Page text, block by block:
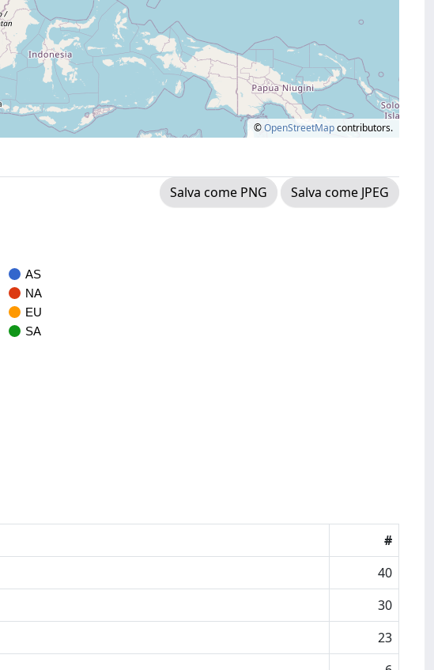
©OpenStreetMapcontributors.
Salva come PNG
Salva come JPEG
AS
NA
EU
SA
#
40
30
23